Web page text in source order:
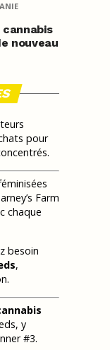
nouveau
pour
Farm
chaque
besoin
,
y
#3.